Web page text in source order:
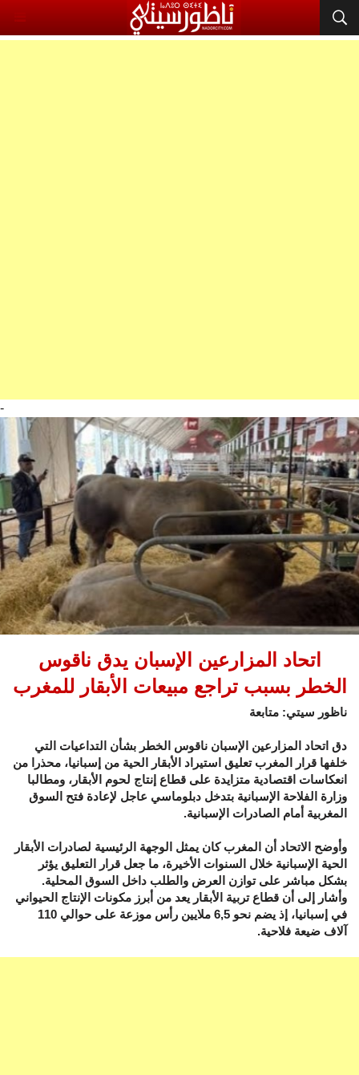
-
اتحاد المزارعين الإسبان يدق ناقوس
الخطر بسبب تراجع مبيعات الأبقار للمغرب
ناظور سيتي: متابعة
دق اتحاد المزارعين الإسبان ناقوس الخطر بشأن التداعيات التي
خلفها قرار المغرب تعليق استيراد الأبقار الحية من إسبانيا، محذرا من
انعكاسات اقتصادية متزايدة على قطاع إنتاج لحوم الأبقار، ومطالبا
وزارة الفلاحة الإسبانية بتدخل دبلوماسي عاجل لإعادة فتح السوق
المغربية أمام الصادرات الإسبانية.
وأوضح الاتحاد أن المغرب كان يمثل الوجهة الرئيسية لصادرات الأبقار
الحية الإسبانية خلال السنوات الأخيرة، ما جعل قرار التعليق يؤثر
بشكل مباشر على توازن العرض والطلب داخل السوق المحلية.
وأشار إلى أن قطاع تربية الأبقار يعد من أبرز مكونات الإنتاج الحيواني
في إسبانيا، إذ يضم نحو 6,5 ملايين رأس موزعة على حوالي 110
آلاف ضيعة فلاحية.